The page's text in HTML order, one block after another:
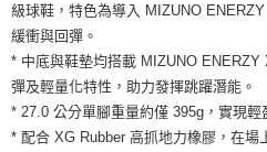
２．便利：只要手機號碼，簡訊認證，
３．安心：先確認商品／服務後，再付款
【「AFTEE先享後付」結帳流程】
１．於結帳方式選擇「AFTEE先享後付
結帳頁面，進行簡訊認證並確認金額後
２．訂單成立數日內，您將收到繳費通
運送方式
全家取貨付款
每筆NT$60，滿NT$1,500(含以上)免
付款後全家取貨
每筆NT$60，滿NT$1,500(含以上)
級球鞋，特色為導入 MIZUNO
緩衝與回彈。
* 中底與鞋墊均搭載 MIZUNO
彈及輕量化特性，助力發揮跳躍潛能。
* 27.0 公分單腳重量約僅 395g，實現輕
* 配合 XG Rubber 高抓地力橡膠，在場